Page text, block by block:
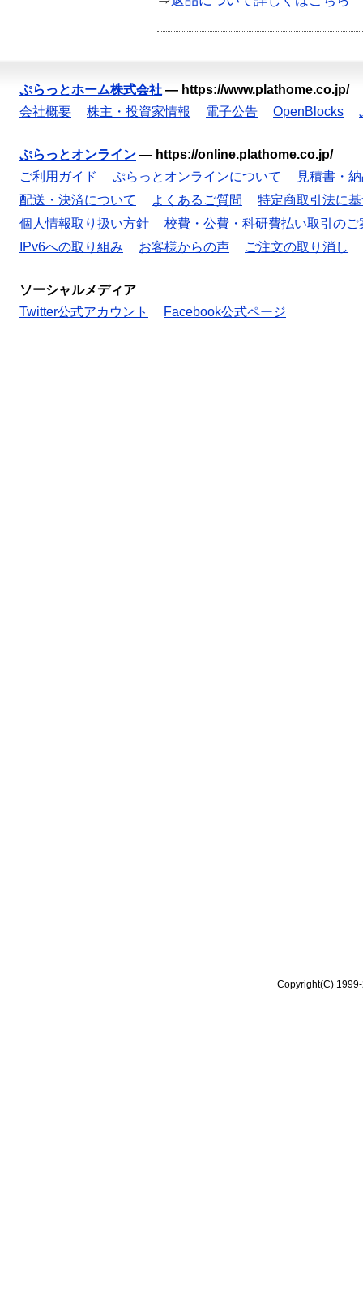
ぷらっとホーム株式会社 — https://www.plathome.co.jp/
会社概要
株主・投資家情報 電子公告 OpenBlocks
ぷらっとオンライン — https://online.plathome.co.jp/
ご利用ガイド
ぷらっとオンラインについて
見積書・
配送・決済について
よくあるご質問
特定商取引法に
個人情報取り扱い方針
校費・公費・科研費払い取引のご
IPv6への取り組み
お客様からの声 ご注文の取り消し
ソーシャルメディア
Twitter公式アカウント
Facebook公式ページ
Copyright(C)